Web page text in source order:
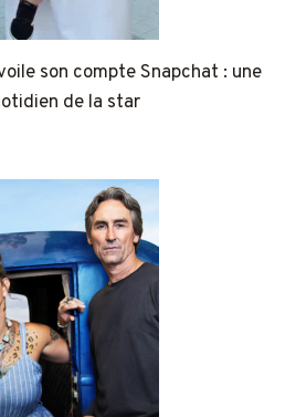
son compte Snapchat : une
de la star